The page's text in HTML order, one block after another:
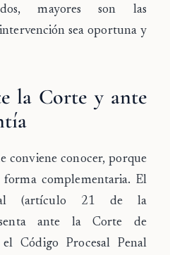
mayores son las
sea oportuna y
la Corte y ante
conviene conocer, porque
forma complementaria. El
(artículo 21 de la
ante la Corte de
elCódigo Procesal Penal